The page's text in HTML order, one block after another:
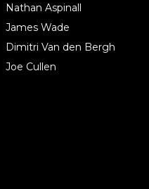
Nathan Aspinall
James Wade
Dimitri Van den Bergh
Joe Cullen